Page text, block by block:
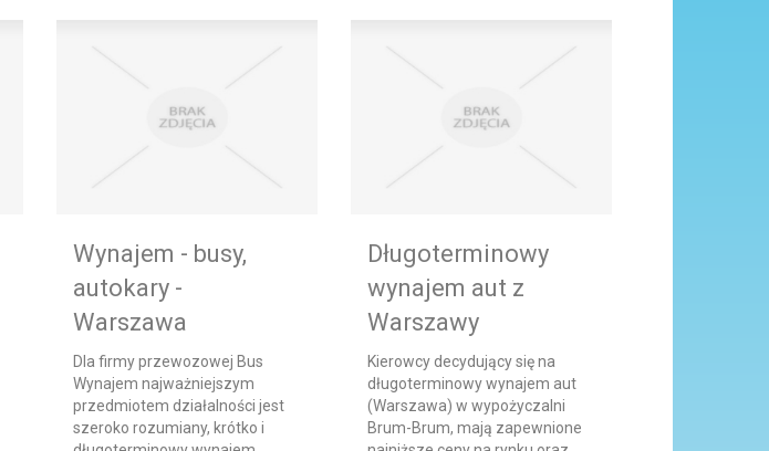
Wynajem - busy,
autokary -
Warszawa
Dla firmy przewozowej Bus
Wynajem najważniejszym
przedmiotem działalności jest
szeroko rozumiany, krótko i
Długoterminowy
wynajem aut z
Warszawy
Kierowcy decydujący się na
długoterminowy wynajem aut
(Warszawa) w wypożyczalni
Brum-Brum, mają zapewnione